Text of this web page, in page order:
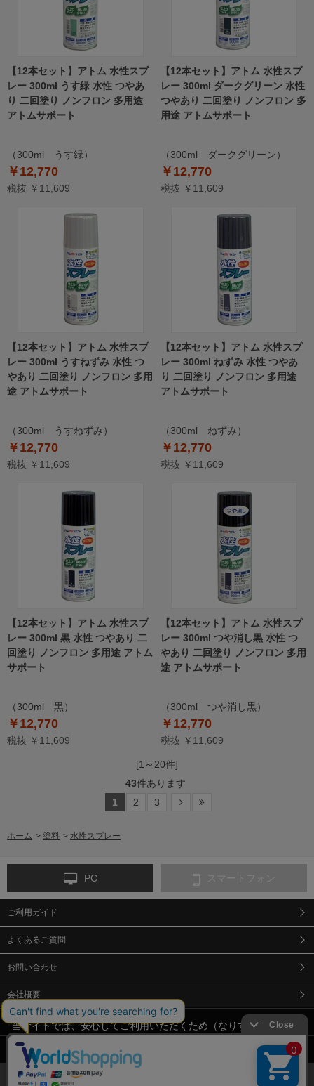
【12本セット】アトム 水性スプ
レー 300ml うす緑 水性 つやあ
り 二回塗り ノンフロン 多用途
アトムサポート
（300ml うす緑）
￥12,770
税抜 ￥11,609
【12本セット】アトム 水性スプ
レー 300ml ダークグリーン 水性
つやあり 二回塗り ノンフロン 多
用途 アトムサポート
（300ml ダークグリーン）
￥12,770
税抜 ￥11,609
【12本セット】アトム 水性スプ
レー 300ml うすねずみ 水性 つ
やあり 二回塗り ノンフロン 多用
途 アトムサポート
（300ml うすねずみ）
￥12,770
税抜 ￥11,609
【12本セット】アトム 水性スプ
レー 300ml ねずみ 水性 つやあ
り 二回塗り ノンフロン 多用途
アトムサポート
（300ml ねずみ）
￥12,770
税抜 ￥11,609
【12本セット】アトム 水性スプ
レー 300ml 黒 水性 つやあり 二
回塗り ノンフロン 多用途 アトム
サポート
（300ml 黒）
￥12,770
税抜 ￥11,609
【12本セット】アトム 水性スプ
レー 300ml つや消し黒 水性 つ
やあり 二回塗り ノンフロン 多用
途 アトムサポート
（300ml つや消し黒）
￥12,770
税抜 ￥11,609
[1～20件]
43件あります
1
2 3
ホーム > 塗料 > 水性スプレー
PC スマートフォン
ご利用ガイド
よくあるご質問
お問い合わせ
会社概要
特定商取引法に基づく表示
個人情報保護方針
当サイトでは、安心してご利用いただくため（なりすまし防止
等）、またサイトの利便性向上のため、クッキー(Cookie)を使用
しています。 サイトのクッキー(Cookie)の使用に関しては、「プ
ライバシーポリシー」をお読みください。